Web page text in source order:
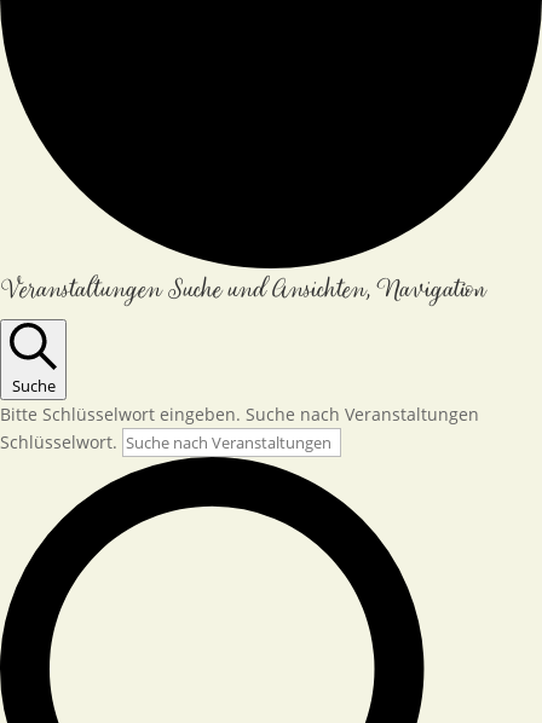
Veranstaltungen Suche und Ansichten, Navigation
Suche
Bitte Schlüsselwort eingeben. Suche nach Veranstaltungen
Schlüsselwort.